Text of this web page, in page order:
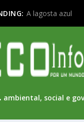
A lagosta azul
ambiental, social e